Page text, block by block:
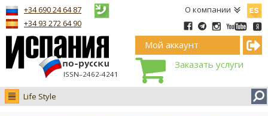
О компании
ISSN–2462-4241
+34 690 24 64 87
+34 93 272 64 90
Мой аккаунт
Заказать услуги
Life Style
Новости